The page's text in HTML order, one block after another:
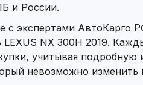
и России.
с экспертами АвтоКарго
LEXUS NX 300H 2019.
учитывая подробную
невозможно